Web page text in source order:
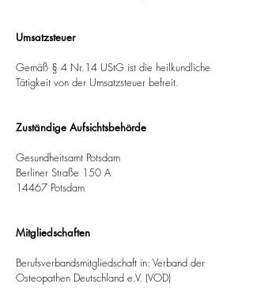
Umsatzsteuer
Gemäß § 4 Nr.14 UStG ist die heilkundliche
Tätigkeit von der Umsatzsteuer befreit.
Zuständige Aufsichtsbehörde
Gesundheitsamt Potsdam
Berliner Straße 150 A
14467 Potsdam
Mitgliedschaften
Berufsverbandsmitgliedschaft in: Verband der
Osteopathen Deutschland e.V. (VOD)